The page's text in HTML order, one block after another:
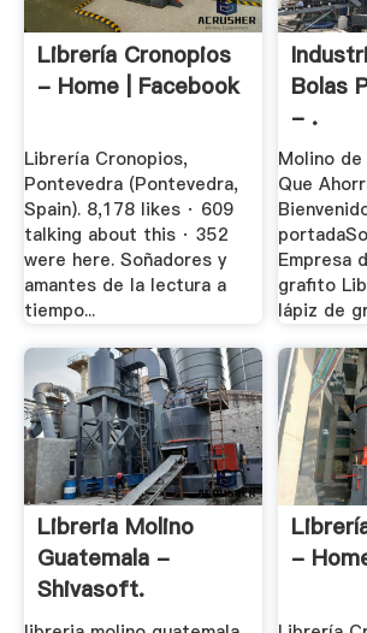
Librería Cronopios
- Home | Facebook
Librería Cronopios,
Pontevedra (Pontevedra,
Spain). 8,178 likes · 609
talking about this · 352
were here. Soñadores y
amantes de la lectura a
tiempo...
Bolas
- .
Molino
Que
Empresa
grafito
lápiz de
Libreria Molino
Guatemala -
Shivasoft.
-